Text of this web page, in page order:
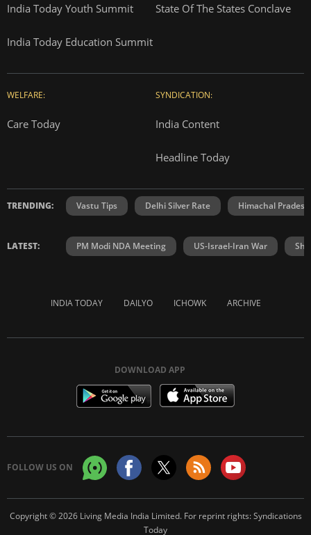
India Today Youth Summit State Of The States Conclave
India Today Education Summit
WELFARE:
Care Today
SYNDICATION:
India Content
Headline Today
TRENDING: Vastu Tips Delhi Silver Rate Himachal
LATEST: PM Modi NDA Meeting US-Israel-Iran War
INDIA TODAY DAILYO ICHOWK ARCHIVE
DOWNLOAD APP
FOLLOW US ON
Copyright © 2026 Living Media India Limited. For reprint rights:Syndications
Today